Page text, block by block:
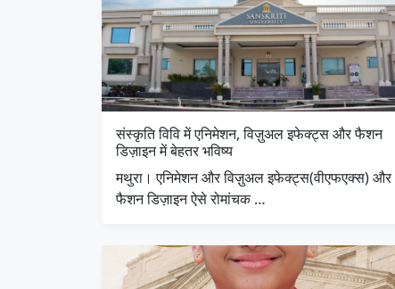
संस्कृति विवि में एनिमेशन, विज़ुअल इफेक्ट्स और फैशन
डिज़ाइन में बेहतर भविष्य
मथुरा। एनिमेशन और विज़ुअल इफेक्ट्स(वीएफएक्स) और
फैशन डिज़ाइन ऐसे रोमांचक …